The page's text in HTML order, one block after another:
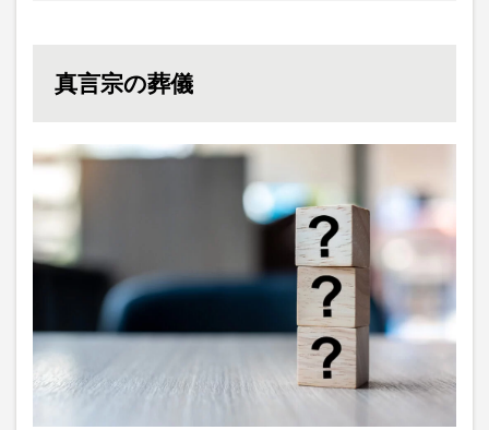
真言宗の葬儀